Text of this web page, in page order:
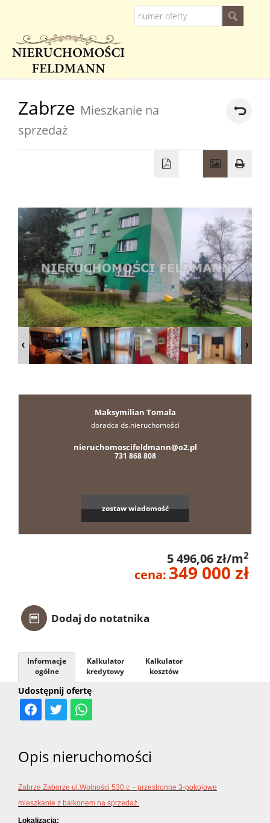
firmie
Kredyty
Nasze
Zabrze Mieszkanie na
sprzedaż
Maksymilian Tomala
doradca ds.nieruchomości
nieruchomoscifeldmann@o2.pl
731 868 808
zostaw wiadomość
5 496,06 zł/m2
cena: 349 000 zł
Dodaj do notatnika
Udostępnij ofertę
Informacje
ogólne
Kalkulator
kredytowy
Kalkulator
kosztów
Opis nieruchomości
Zabrze Zaborze ul.Wolności 530 c - przestronne 3-pokojowe
mieszkanie z balkonem na sprzedaż.
Lokalizacja: